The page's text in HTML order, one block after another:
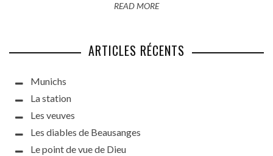
READ MORE
ARTICLES RÉCENTS
Munichs
La station
Les veuves
Les diables de Beausanges
Le point de vue de Dieu